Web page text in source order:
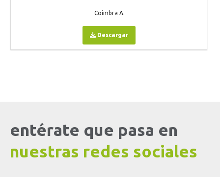
Coimbra A.
Descargar
entérate que pasa en
nuestras redes sociales